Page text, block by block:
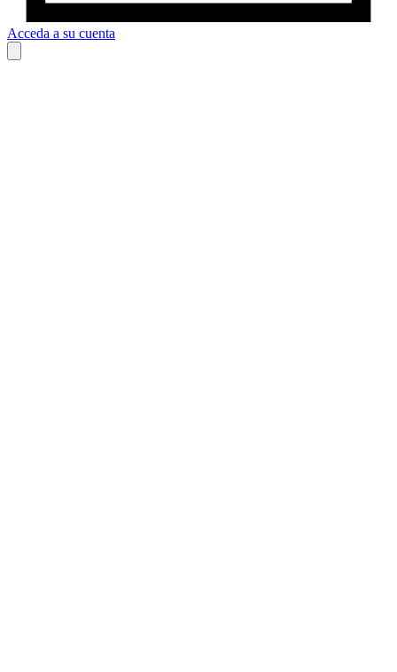
Acceda a su cuenta